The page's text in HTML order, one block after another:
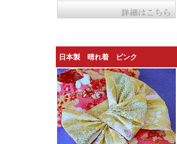
日本製 晴れ着 ピンク